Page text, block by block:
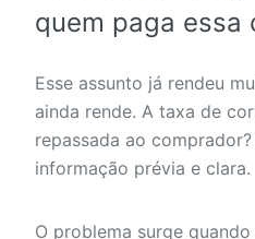
quem paga essa
Esse assunto já rendeu
ainda rende. A taxa de
repassada ao
informação prévia e clara.
O problema surge